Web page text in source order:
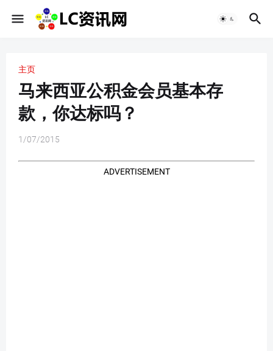
主页
马来西亚公积金会员基本存
款，你达标吗？
1/07/2015
ADVERTISEMENT